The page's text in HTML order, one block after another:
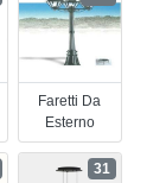
Faretti Da
Esterno
31